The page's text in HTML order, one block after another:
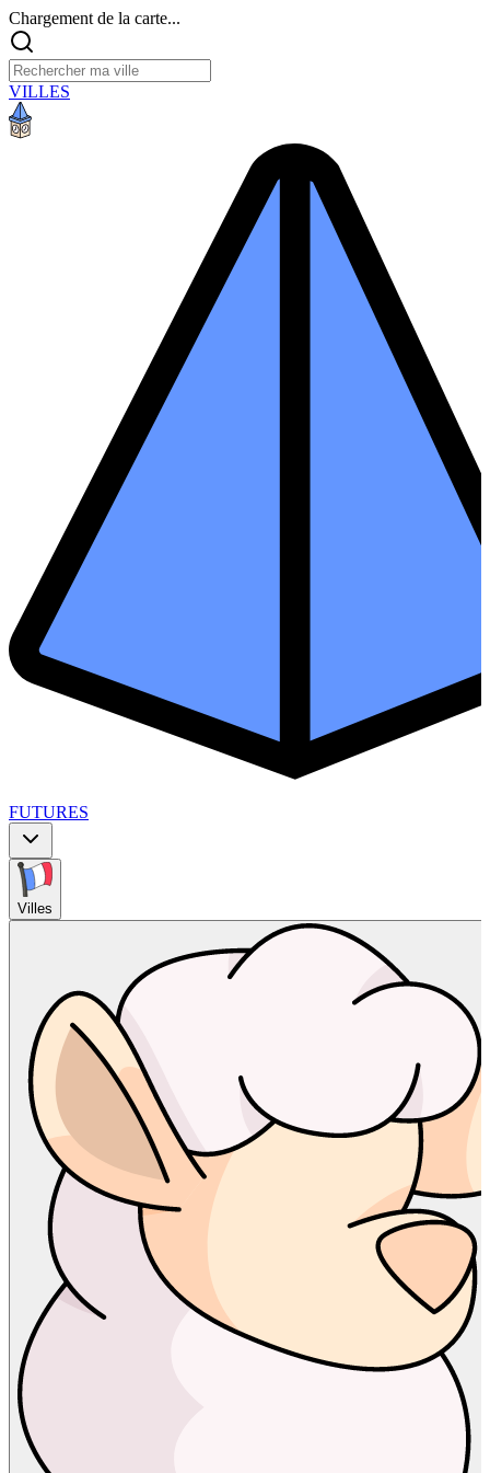
Chargement de la carte...
VILLES
FUTURES
Villes